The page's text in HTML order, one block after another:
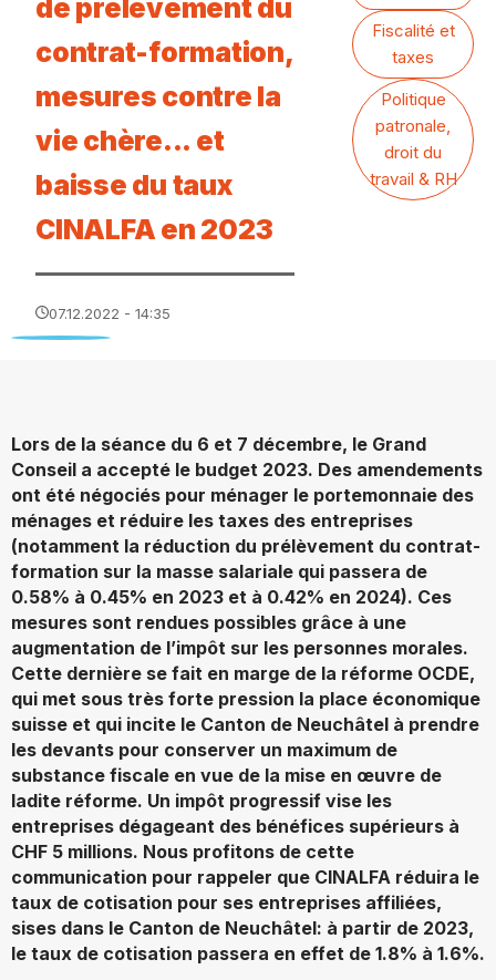
de prélèvement du
contrat-formation,
mesures contre la
vie chère... et
baisse du taux
CINALFA en 2023
07.12.2022 - 14:35
Fiscalité et
taxes
Politique
patronale,
droit du
travail & RH
Lors de la séance du 6 et 7 décembre, le Grand
Conseil a accepté le budget 2023. Des amendements
ont été négociés pour ménager le portemonnaie des
ménages et réduire les taxes des entreprises
(notamment la réduction du prélèvement du contrat-
formation sur la masse salariale qui passera de
0.58% à 0.45% en 2023 et à 0.42% en 2024). Ces
mesures sont rendues possibles grâce à une
augmentation de l’impôt sur les personnes morales.
Cette dernière se fait en marge de la réforme OCDE,
qui met sous très forte pression la place économique
suisse et qui incite le Canton de Neuchâtel à prendre
les devants pour conserver un maximum de
substance fiscale en vue de la mise en œuvre de
ladite réforme. Un impôt progressif vise les
entreprises dégageant des bénéfices supérieurs à
CHF 5 millions. Nous profitons de cette
communication pour rappeler que CINALFA réduira le
taux de cotisation pour ses entreprises affiliées,
sises dans le Canton de Neuchâtel: à partir de 2023,
le taux de cotisation passera en effet de 1.8% à 1.6%.